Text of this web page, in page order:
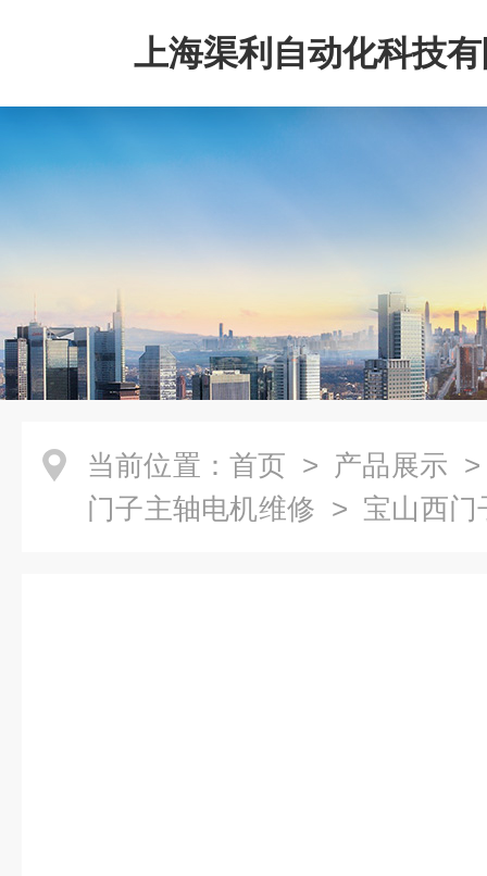
上海渠利自动化科技
当前位置： 首页 > 产品展示
门子主轴电机维修 > 宝山西门